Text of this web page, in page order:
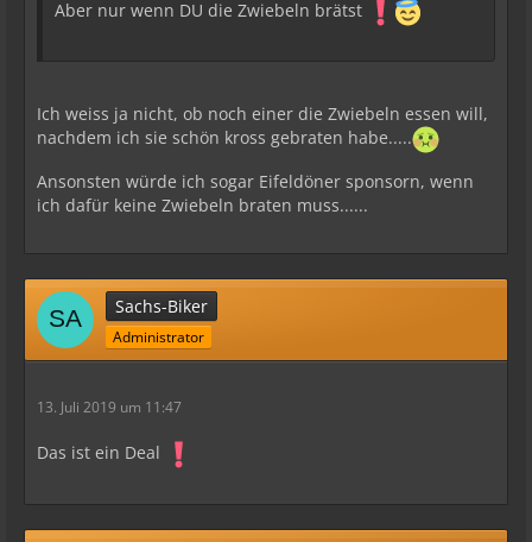
Aber nur wenn DU die Zwiebeln brätst
Ich weiss ja nicht, ob noch einer die Zwiebeln essen will,
nachdem ich sie schön kross gebraten habe.....
Ansonsten würde ich sogar Eifeldöner sponsorn, wenn
ich dafür keine Zwiebeln braten muss......
Sachs-Biker
Administrator
13. Juli 2019 um 11:47
Das ist ein Deal